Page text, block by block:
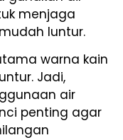
menjaga
luntur.
warna kain
Jadi,
air
penting agar